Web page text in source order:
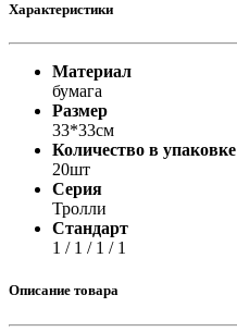
Характеристики
Материал
бумага
Размер
33*33см
Количество в упаковке
20шт
Серия
Тролли
Стандарт
1 / 1 / 1 / 1
Описание товара